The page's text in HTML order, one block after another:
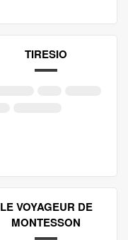
TIRESIO
LE VOYAGEUR DE
MONTESSON